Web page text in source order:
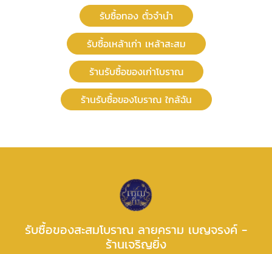
รับซื้อทอง ตั๋วจำนำ
รับซื้อเหล้าเก่า เหล้าสะสม
ร้านรับซื้อของเก่าโบราณ
ร้านรับซื้อของโบราณ ใกล้ฉัน
รับซื้อของสะสมโบราณ ลายคราม เบญจรงค์ -
ร้านเจริญยิ่ง